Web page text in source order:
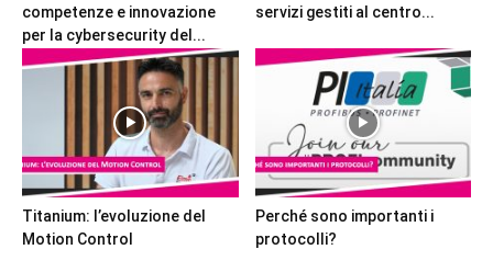
competenze e innovazione
per la cybersecurity del...
servizi gestiti al centro...
Titanium: l’evoluzione del
Motion Control
Perché sono importanti i
protocolli?